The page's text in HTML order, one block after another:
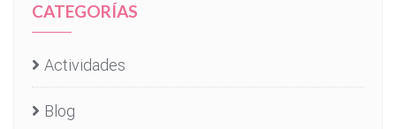
CATEGORÍAS
Actividades
Blog